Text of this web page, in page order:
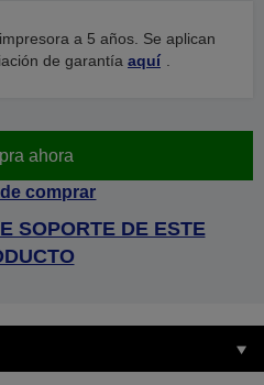
a 5 años. Se aplican
de garantía aquí
ahora
comprar
SOPORTE DE ESTE